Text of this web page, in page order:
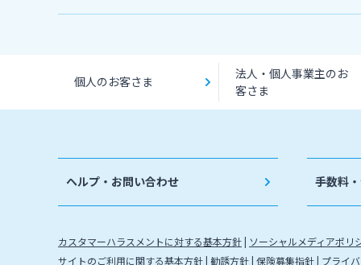
個人のお客さま
法人・個人事業主のお
客さま
ヘルプ・お問い合わせ 手数料
カスタマーハラスメントに対する基本方針 ソーシャルメディアポリ
サイトのご利用に関する基本方針 勧誘方針 保険募集指針 プライ